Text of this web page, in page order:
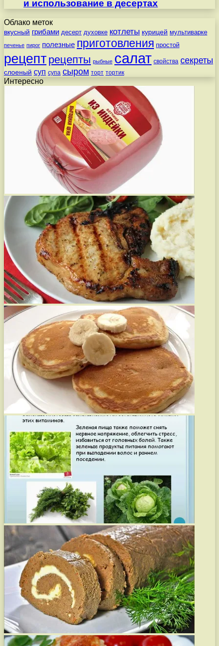
и использование в десертах
Облако меток
вкусный грибами десерт духовке котлеты курицей мультиварке
печенье пирог полезные приготовления простой
рецепт рецепты рыбные салат свойства секреты
слоеный суп супа сыром торт тортик
Интересно